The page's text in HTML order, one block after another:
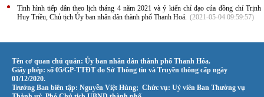
Tình hình tiếp dân theo lịch tháng 4 năm 2021 và ý kiến chỉ đạo của đồng chí Trịnh
Huy Triều, Chủ tịch Ủy ban nhân dân thành phố Thanh Hoá. (2021-05-04 09:59:57)
Tên cơ quan chủ quản: Ủy ban nhân dân thành phố Thanh Hóa.
Giấy phép: số 05/GP-TTĐT do Sở Thông tin và Truyền thông cấp ngày
01/12/2020.
Trưởng Ban biên tập: Nguyễn Việt Hùng; Chức vụ: Uỷ viên Ban Thường vụ